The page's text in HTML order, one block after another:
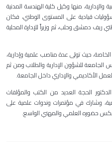
منها وكيل كلية الهندسة المدنية
قيادية على المستوى الوطني، فكان
دمشق وحلب، ثم وزيراً للإدارة المحلية
الدولية الخاصة، حيث تولى عدة مناصب علمية وإدارية،
الجامعة للشؤون الإدارية والطلاب ومن ثم
الأكاديمي والإداري داخل الجامعة.
الحجة العديد من الكتب والمؤلفات
وشارك في مؤتمرات وندوات علمية على
يعكس حضوره العلمي والمهني الواسع.